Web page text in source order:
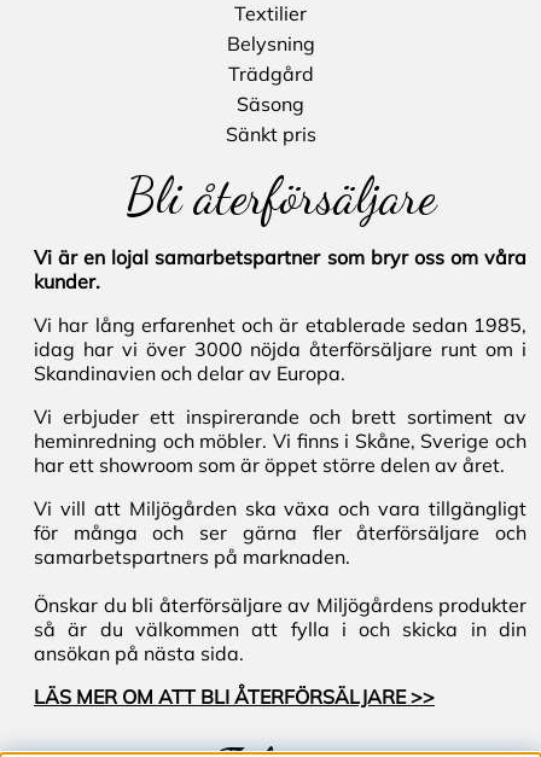
Textilier
Belysning
Trädgård
Säsong
Sänkt pris
Bli återförsäljare
Vi är en lojal samarbetspartner som bryr oss om våra
kunder.
Vi har lång erfarenhet och är etablerade sedan 1985,
idag har vi över 3000 nöjda återförsäljare runt om i
Skandinavien och delar av Europa.
Vi erbjuder ett inspirerande och brett sortiment av
heminredning och möbler. Vi finns i Skåne, Sverige och
har ett showroom som är öppet större delen av året.
Vi vill att Miljögården ska växa och vara tillgängligt
för många och ser gärna fler återförsäljare och
samarbetspartners på marknaden.
Önskar du bli återförsäljare av Miljögårdens produkter
så är du välkommen att fylla i och skicka in din
ansökan på nästa sida.
LÄS MER OM ATT BLI ÅTERFÖRSÄLJARE >>